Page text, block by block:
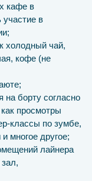
кафе в
участие в
холодный чай,
кофе (не
на борту согласно
просмотры
классы по зумбе,
многое другое;
лайнера